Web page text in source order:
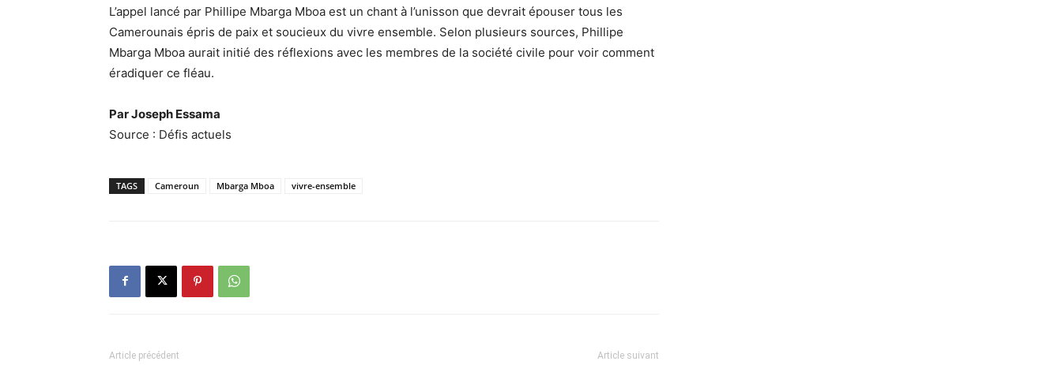
L’appel lancé par Phillipe Mbarga Mboa est un chant à l’unisson que devrait épouser tous les
Camerounais épris de paix et soucieux du vivre ensemble. Selon plusieurs sources, Phillipe
Mbarga Mboa aurait initié des réflexions avec les membres de la société civile pour voir comment
éradiquer ce fléau.
Par Joseph Essama
Source : Défis actuels
TAGS Cameroun Mbarga Mboa vivre-ensemble
Article précédent Article suivant